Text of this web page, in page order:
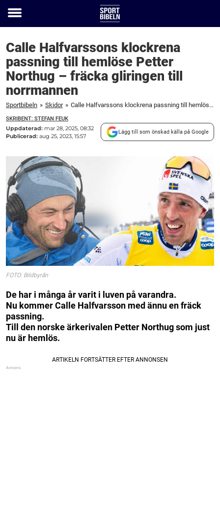
Toggle
Calle Halfvarssons klockrena
passning till hemlöse Petter
Northug – fräcka gliringen till
norrmannen
Sportbibeln » Skidor » Calle Halfvarssons klockrena passning till hemlöse Petter Northug – fräcka gliringen till norrmannen
SKRIBENT: STEFAN FEUK
Uppdaterad: mar 28, 2025, 08:32
Publicerad: aug 25, 2023, 15:57
Lägg till som önskad källa på Google
FOTO: Bildbyrån
De har i många år varit i luven på varandra.
Nu kommer Calle Halfvarsson med ännu en fräck
passning.
Till den norske ärkerivalen Petter Northug som just
nu är hemlös.